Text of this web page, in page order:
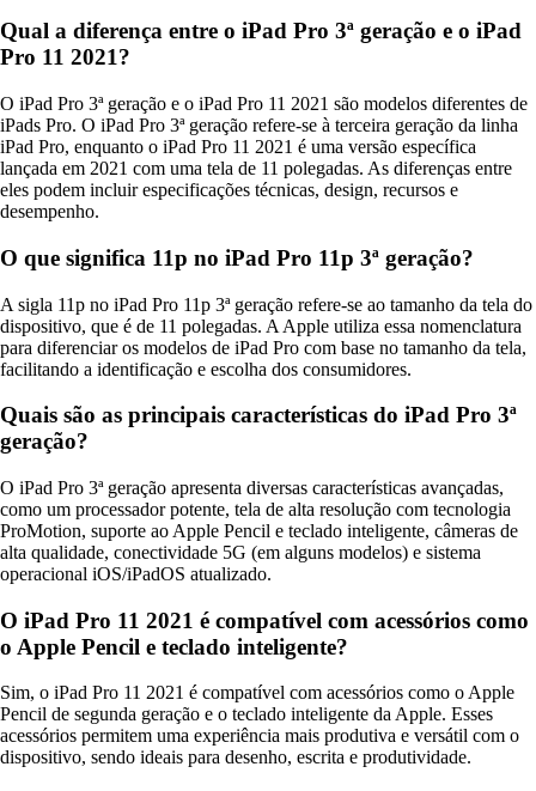
Qual a diferença entre o iPad Pro 3ª geração e o iPad
Pro 11 2021?
O iPad Pro 3ª geração e o iPad Pro 11 2021 são modelos diferentes de
iPads Pro. O iPad Pro 3ª geração refere-se à terceira geração da linha
iPad Pro, enquanto o iPad Pro 11 2021 é uma versão específica
lançada em 2021 com uma tela de 11 polegadas. As diferenças entre
eles podem incluir especificações técnicas, design, recursos e
desempenho.
O que significa 11p no iPad Pro 11p 3ª geração?
A sigla 11p no iPad Pro 11p 3ª geração refere-se ao tamanho da tela do
dispositivo, que é de 11 polegadas. A Apple utiliza essa nomenclatura
para diferenciar os modelos de iPad Pro com base no tamanho da tela,
facilitando a identificação e escolha dos consumidores.
Quais são as principais características do iPad Pro 3ª
geração?
O iPad Pro 3ª geração apresenta diversas características avançadas,
como um processador potente, tela de alta resolução com tecnologia
ProMotion, suporte ao Apple Pencil e teclado inteligente, câmeras de
alta qualidade, conectividade 5G (em alguns modelos) e sistema
operacional iOS/iPadOS atualizado.
O iPad Pro 11 2021 é compatível com acessórios como
o Apple Pencil e teclado inteligente?
Sim, o iPad Pro 11 2021 é compatível com acessórios como o Apple
Pencil de segunda geração e o teclado inteligente da Apple. Esses
acessórios permitem uma experiência mais produtiva e versátil com o
dispositivo, sendo ideais para desenho, escrita e produtividade.